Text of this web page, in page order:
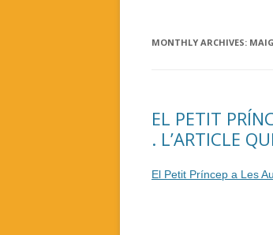
MONTHLY ARCHIVES:
EL PETIT
. L’ARTICLE
El Petit Príncep a Les